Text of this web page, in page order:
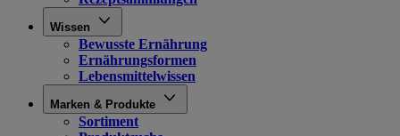
Wissen
Bewusste Ernährung
Ernährungsformen
Lebensmittelwissen
Marken & Produkte
Sortiment